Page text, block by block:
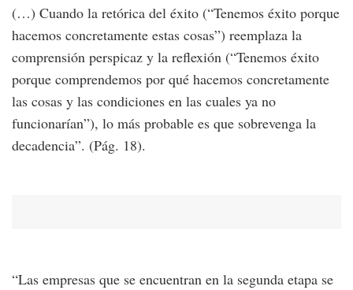
(…) Cuando la retórica del éxito (“Tenemos éxito porque
hacemos concretamente estas cosas”) reemplaza la
comprensión perspicaz y la reflexión (“Tenemos éxito
porque comprendemos por qué hacemos concretamente
las cosas y las condiciones en las cuales ya no
funcionarían”), lo más probable es que sobrevenga la
decadencia”. (Pág. 18).
“Las empresas que se encuentran en la segunda etapa se